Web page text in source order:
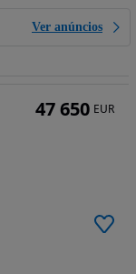
Ver anúncios
47 650 EUR